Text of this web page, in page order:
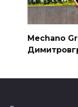
Mechano